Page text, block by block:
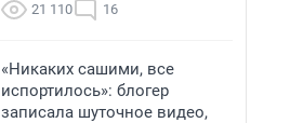
21 110 16
«Никаких сашими, все
испортилось»: блогер
записала шуточное видео,